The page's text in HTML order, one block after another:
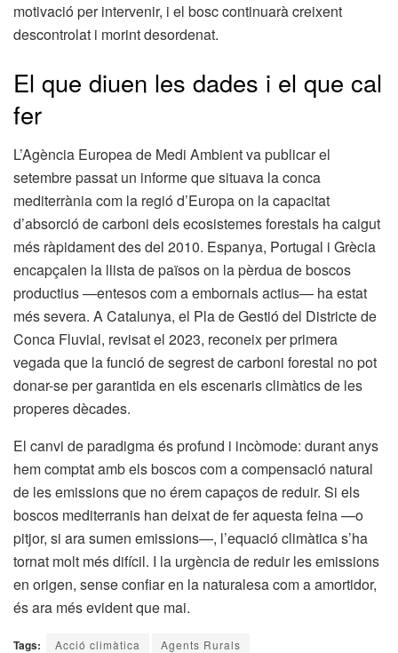
motivació per intervenir, i el bosc continuarà creixent
descontrolat i morint desordenat.
El que diuen les dades i el que cal
fer
L’Agència Europea de Medi Ambient va publicar el
setembre passat un informe que situava la conca
mediterrània com la regió d’Europa on la capacitat
d’absorció de carboni dels ecosistemes forestals ha caigut
més ràpidament des del 2010. Espanya, Portugal i Grècia
encapçalen la llista de països on la pèrdua de boscos
productius —entesos com a embornals actius— ha estat
més severa. A Catalunya, el Pla de Gestió del Districte de
Conca Fluvial, revisat el 2023, reconeix per primera
vegada que la funció de segrest de carboni forestal no pot
donar-se per garantida en els escenaris climàtics de les
properes dècades.
El canvi de paradigma és profund i incòmode: durant anys
hem comptat amb els boscos com a compensació natural
de les emissions que no érem capaços de reduir. Si els
boscos mediterranis han deixat de fer aquesta feina —o
pitjor, si ara sumen emissions—, l’equació climàtica s’ha
tornat molt més difícil. I la urgència de reduir les emissions
en origen, sense confiar en la naturalesa com a amortidor,
és ara més evident que mai.
Tags: Acció climàtica Agents Rurals